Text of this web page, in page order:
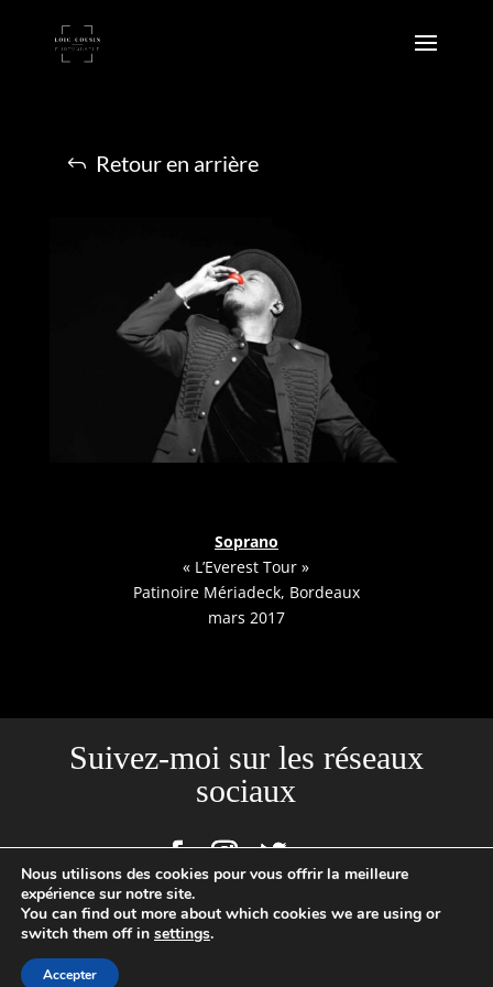
Retour en arrière
Soprano
« L’Everest Tour »
Patinoire Mériadeck, Bordeaux
mars 2017
Suivez-moi sur les réseaux
sociaux
Site créé par l'Agence Backstages | Loïc Cousin Photographe
Professionnel, N°SIRET : 520465949 00029 | 2020 © TOUTES PHOTOS
SUR CE SITE SONT SOUMISES A UN COPYRIGHT ©
Nous utilisons des cookies pour vous offrir la meilleure
expérience sur notre site.
You can find out more about which cookies we are using or
switch them off in settings.
Accepter